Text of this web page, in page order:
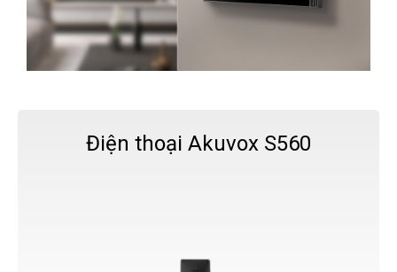
Điện thoại Akuvox S560